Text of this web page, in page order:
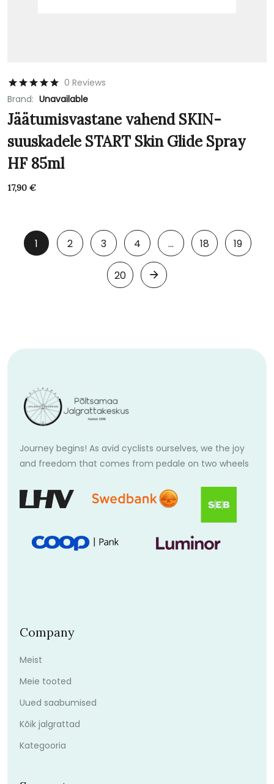
0 Reviews
Brand: Unavailable
Jäätumisvastane vahend SKIN-
suuskadele START Skin Glide Spray
HF 85ml
17,90 €
1 2 3 4 … 18 19
20
Journey begins! As avid cyclists ourselves, we the joy
and freedom that comes from pedale on two wheels
Company
Meist
Meie tooted
Uued saabumised
Kõik jalgrattad
Kategooria